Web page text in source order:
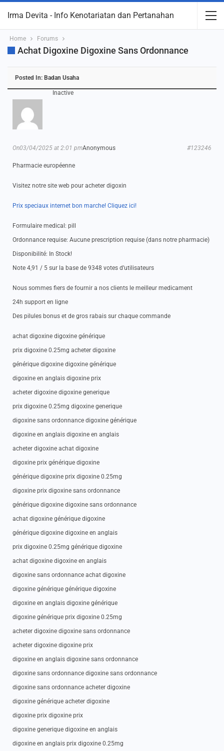
Irma Devita - Info Kenotariatan dan Pertanahan
Home Forums
Achat Digoxine Digoxine Sans Ordonnance
Posted In: Badan Usaha
Inactive
Anonymous
On03/04/2025 at 2:01 pm #123246
Pharmacie européenne
Visitez notre site web pour acheter digoxin
Prix speciaux internet bon marche! Cliquez ici!
Formulaire medical: pill
Ordonnance requise: Aucune prescription requise (dans notre pharmacie)
Disponibilité: In Stock!
Note 4,91 / 5 sur la base de 9348 votes d’utilisateurs
Nous sommes fiers de fournir a nos clients le meilleur medicament
24h support en ligne
Des pilules bonus et de gros rabais sur chaque commande
achat digoxine digoxine générique
prix digoxine 0.25mg acheter digoxine
générique digoxine digoxine générique
digoxine en anglais digoxine prix
acheter digoxine digoxine generique
prix digoxine 0.25mg digoxine generique
digoxine sans ordonnance digoxine générique
digoxine en anglais digoxine en anglais
acheter digoxine achat digoxine
digoxine prix générique digoxine
générique digoxine prix digoxine 0.25mg
digoxine prix digoxine sans ordonnance
générique digoxine digoxine sans ordonnance
achat digoxine générique digoxine
générique digoxine digoxine en anglais
prix digoxine 0.25mg générique digoxine
achat digoxine digoxine en anglais
digoxine sans ordonnance achat digoxine
digoxine générique générique digoxine
digoxine en anglais digoxine générique
digoxine générique prix digoxine 0.25mg
acheter digoxine digoxine sans ordonnance
acheter digoxine digoxine prix
digoxine en anglais digoxine sans ordonnance
digoxine sans ordonnance digoxine sans ordonnance
digoxine sans ordonnance acheter digoxine
digoxine générique acheter digoxine
digoxine prix digoxine prix
digoxine generique digoxine en anglais
digoxine en anglais prix digoxine 0.25mg